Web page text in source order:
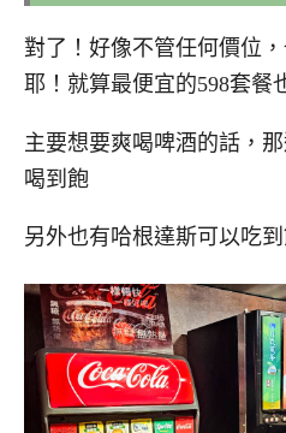
對了！好像不管任何價位
耶！就算最便宜的598套餐
主要想要爽喝啤酒的話，
喝到飽
另外也有哈根達斯可以吃